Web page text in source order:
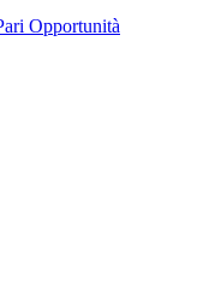
Opportunità